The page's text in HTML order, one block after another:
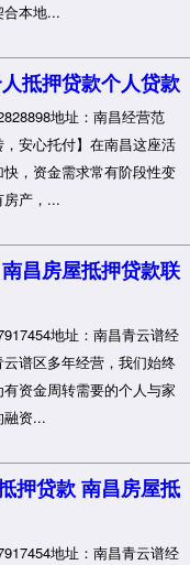
合本地...
抵押贷款个人贷款
地址：南昌经营范
安心托付】在南昌这座活
，资金需求常有阶段性变
房产，...
昌房屋抵押贷款联
地址：南昌青云谱经
谱区多年经营，我们始终
资金周转需要的个人与家
融资...
押贷款 南昌房屋抵
地址：南昌青云谱经